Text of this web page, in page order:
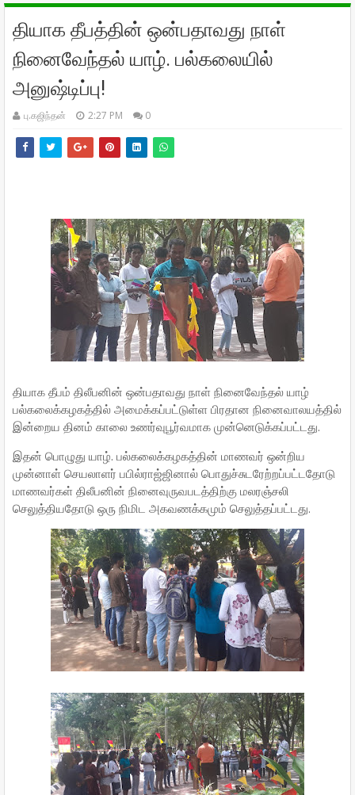
தியாக தீபத்தின் ஒன்பதாவது நாள்
நினைவேந்தல் யாழ். பல்கலையில்
அனுஷ்டிப்பு!
பு.கஜிந்தன் 2:27 PM 0
தியாக தீபம் திலீபனின் ஒன்பதாவது நாள் நினைவேந்தல் யாழ்
பல்கலைக்கழகத்தில் அமைக்கப்பட்டுள்ள பிரதான நினைவாலயத்தில்
இன்றைய தினம் காலை உணர்வுபூர்வமாக முன்னெடுக்கப்பட்டது.
இதன் பொழுது யாழ். பல்கலைக்கழகத்தின் மாணவர் ஒன்றிய
முன்னாள் செயலாளர் பபில்ராஜ்ஜினால் பொதுச்சுடரேற்றப்பட்டதோடு
மாணவர்கள் திலீபனின் நினைவுருவபடத்திற்கு மலரஞ்சலி
செலுத்தியதோடு ஒரு நிமிட அகவணக்கமும் செலுத்தப்பட்டது.